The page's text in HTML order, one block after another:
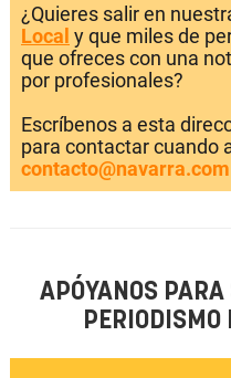
¿Quieres salir en
Local y que miles de
que ofreces con una
por profesionales?
Escríbenos a esta
para contactar cuando
contacto@navarra.com
APÓYANOS